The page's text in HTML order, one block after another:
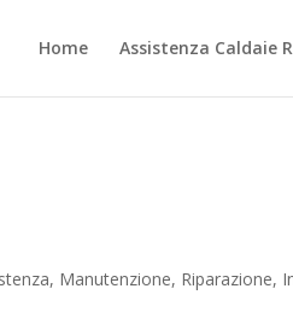
Home Assistenza Caldaie
Manutenzione,